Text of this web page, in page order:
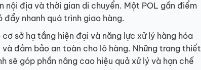
địa và thời gian di chuyển. Một POL gần điểm
nhanh quá trình giao hàng.
cơ sở hạ tầng hiện đại và năng lực xử lý hàng hóa
đảm bảo an toàn cho lô hàng. Những trang thiết
sẽ góp phần nâng cao hiệu quả xử lý và hạn chế